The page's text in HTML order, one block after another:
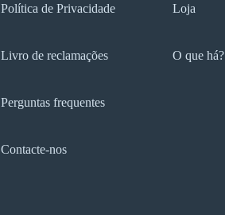
Política de Privacidade
Livro de reclamações
Perguntas frequentes
Contacte-nos
Loja
O que há?